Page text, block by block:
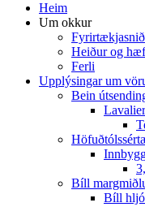
Heim
Um okkur
Fyrirtækjasnið
Heiður og
Ferli
Upplýsingar um
Bein
Bíll
Bíll